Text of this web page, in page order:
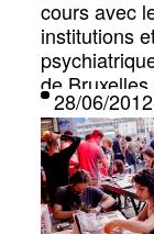
cours avec
institutions
de
forme de
pour la
28/06/